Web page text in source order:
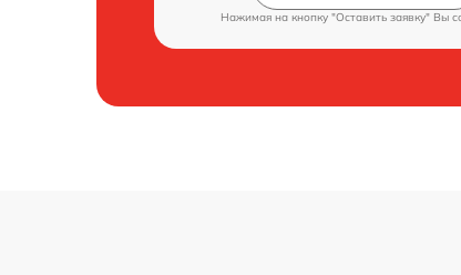
Нажимая на кнопку "Оставить заявку" Вы